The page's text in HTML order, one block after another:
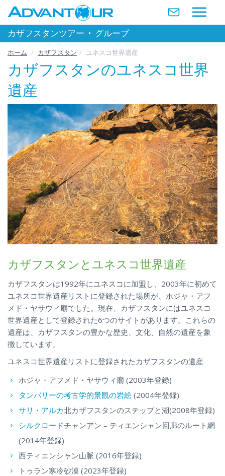
カザフスタンツアー • グループ
ホーム カザフスタン ユネスコ世界遺産
カザフスタンのユネスコ世界
遺産
カザフスタンとユネスコ世界遺産
カザフスタンは1992年にユネスコに加盟し、2003年に初めて
ユネスコ世界遺産リストに登録された場所が、ホジャ・アフ
メド・ヤサウィ廟でした。現在、カザフスタンにはユネスコ
世界遺産として登録された6つのサイトがあります。これらの
遺産は、カザフスタンの豊かな歴史、文化、自然の遺産を象
徴しています。
ユネスコ世界遺産リストに登録されたカザフスタンの遺産
ホジャ・アフメド・ヤサウィ廟 (2003年登録)
タンバリーの考古学的景観の岩絵 (2004年登録)
サリ・アルカ北カザフスタンのステップと湖(2008年登録)
シルクロードチャンアン – ティエンシャン回廊のルート網
(2014年登録)
西ティエンシャン山脈 (2016年登録)
トゥラン寒冷砂漠 (2023年登録)